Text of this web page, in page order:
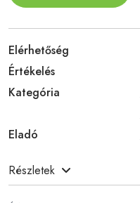
Elérhetőség
Értékelés
Kategória
Eladó
Részletek